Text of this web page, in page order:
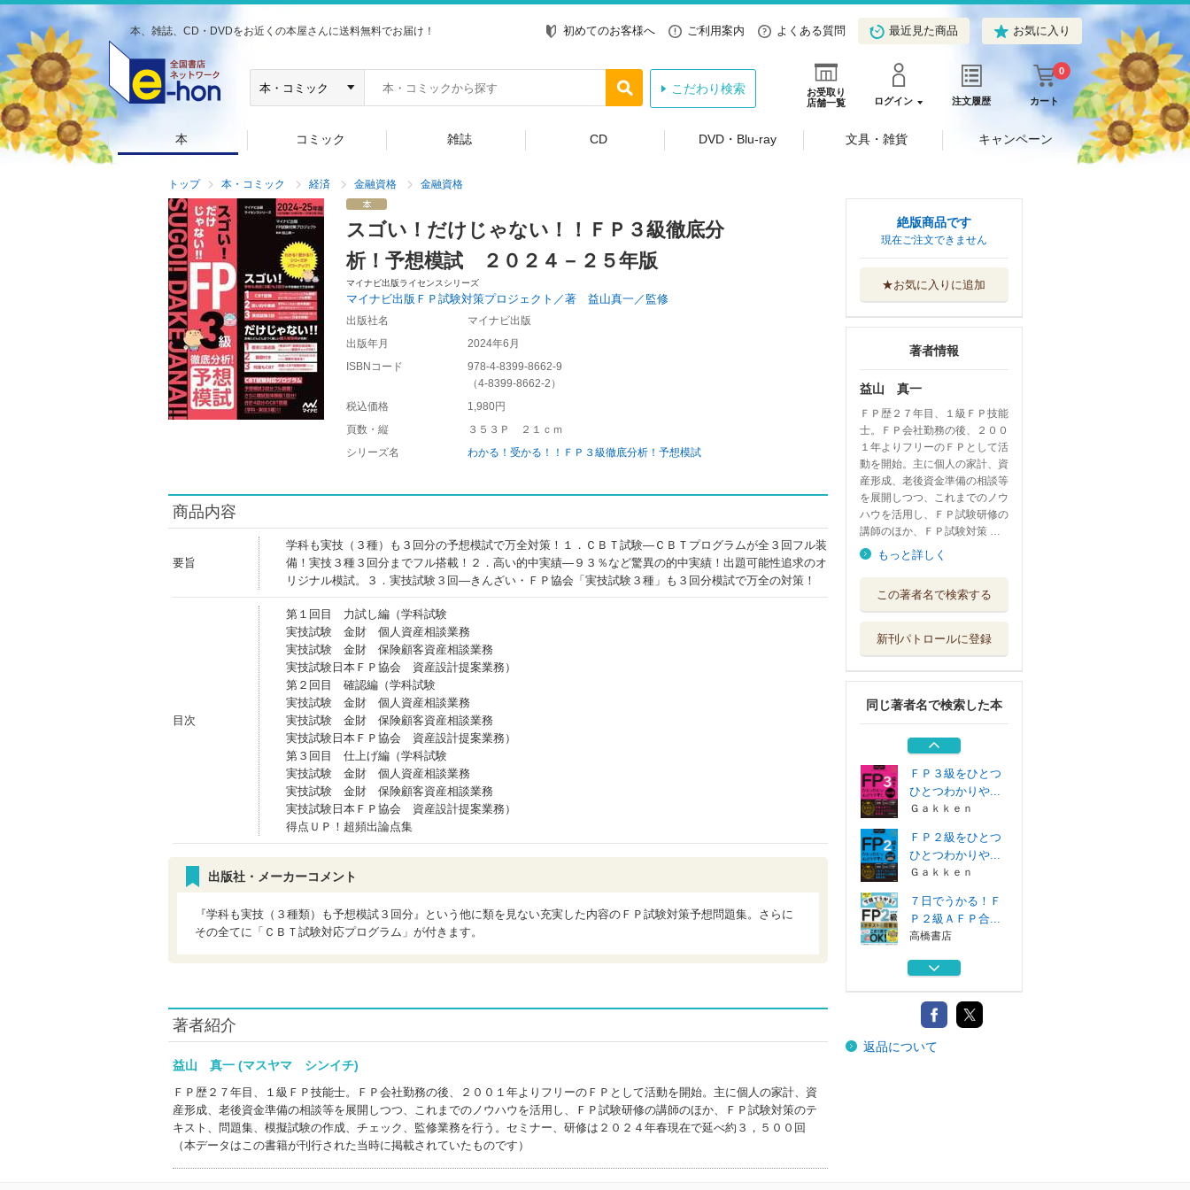
本、雑誌、CD・DVDをお近くの本屋さんに送料無料でお届け！ 初めてのお客様へ ご利用案内 よくある質問 最近見た商品 お気に入り
お受取り
店舗一覧
ログイン 注文履歴 カート
0
こだわり検索
本 コミック 雑誌 CD DVD・Blu-ray 文具・雑貨 キャンペーン
トップ 本・コミック 経済 金融資格 金融資格
スゴい！だけじゃない！！ＦＰ３級徹底分
析！予想模試 ２０２４－２５年版
マイナビ出版ライセンスシリーズ
マイナビ出版ＦＰ試験対策プロジェクト／著 益山真一／監修
出版社名
マイナビ出版
出版年月
2024年6月
ISBNコード
978-4-8399-8662-9
（4-8399-8662-2 ）
税込価格
1,980円
頁数・縦
３５３Ｐ ２１ｃｍ
シリーズ名
わかる！受かる！！ＦＰ３級徹底分析！予想模試
商品内容
要旨
学科も実技（３種）も３回分の予想模試で万全対策！１．ＣＢＴ試験―ＣＢＴプログラムが全３回フル装
備！実技３種３回分までフル搭載！２．高い的中実績―９３％など驚異の的中実績！出題可能性追求のオ
リジナル模試。３．実技試験３回―きんざい・ＦＰ協会「実技試験３種」も３回分模試で万全の対策！
目次
第１回目 力試し編（学科試験
実技試験 金財 個人資産相談業務
実技試験 金財 保険顧客資産相談業務
実技試験日本ＦＰ協会 資産設計提案業務）
第２回目 確認編（学科試験
実技試験 金財 個人資産相談業務
実技試験 金財 保険顧客資産相談業務
実技試験日本ＦＰ協会 資産設計提案業務）
第３回目 仕上げ編（学科試験
実技試験 金財 個人資産相談業務
実技試験 金財 保険顧客資産相談業務
実技試験日本ＦＰ協会 資産設計提案業務）
得点ＵＰ！超頻出論点集
出版社・メーカーコメント
『学科も実技（３種類）も予想模試３回分』という他に類を見ない充実した内容のＦＰ試験対策予想問題集。さらに
その全てに「ＣＢＴ試験対応プログラム」が付きます。
著者紹介
益山 真一 (マスヤマ シンイチ)
ＦＰ歴２７年目、１級ＦＰ技能士。ＦＰ会社勤務の後、２００１年よりフリーのＦＰとして活動を開始。主に個人の家計、資
産形成、老後資金準備の相談等を展開しつつ、これまでのノウハウを活用し、ＦＰ試験研修の講師のほか、ＦＰ試験対策のテ
キスト、問題集、模擬試験の作成、チェック、監修業務を行う。セミナー、研修は２０２４年春現在で延べ約３，５００回
（本データはこの書籍が刊行された当時に掲載されていたものです）
絶版商品です
現在ご注文できません
★お気に入りに追加
著者情報
益山 真一
ＦＰ歴２７年目、１級ＦＰ技能
士。ＦＰ会社勤務の後、２００
１年よりフリーのＦＰとして活
動を開始。主に個人の家計、資
産形成、老後資金準備の相談等
を展開しつつ、これまでのノウ
ハウを活用し、ＦＰ試験研修の
講師のほか、ＦＰ試験対策 …
もっと詳しく
この著者名で検索する
新刊パトロールに登録
同じ著者名で検索した本
Ｐ２級ＡＦＰ合...
７日でうかる！Ｆ
高橋書店
ＦＰ３級をひとつ
ひとつわかりや...
Ｇａｋｋｅｎ
ＦＰ３級をひとつ
ひとつわかりや...
Ｇａｋｋｅｎ
ＦＰ２級をひとつ
ひとつわかりや...
Ｇａｋｋｅｎ
７日でうかる！Ｆ
Ｐ２級ＡＦＰ合...
高橋書店
７日でうかる！Ｆ
高橋書店
ＦＰ３級をひとつ
ひとつわかりや...
返品について